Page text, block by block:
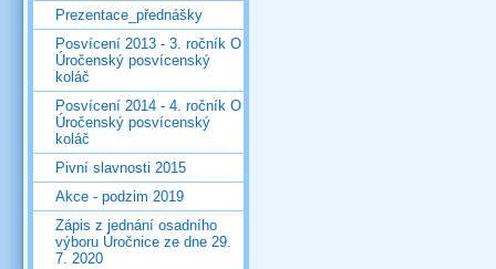
Prezentace_přednášky
Posvícení 2013 - 3. ročník O
Úročenský posvícenský
koláč
Posvícení 2014 - 4. ročník O
Úročenský posvícenský
koláč
Pivní slavnosti 2015
Akce - podzim 2019
Zápis z jednání osadního
výboru Úročnice ze dne 29.
7. 2020